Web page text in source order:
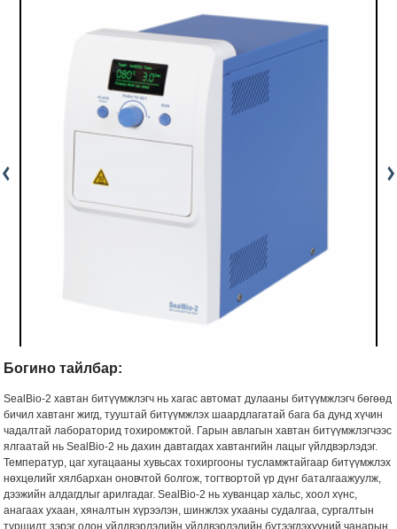
Богино тайлбар:
SealBio-2 хавтан битүүмжлэгч нь хагас автомат дулааны битүүмжлэгч бөгөөд
бичил хавтанг жигд, тууштай битүүмжлэх шаардлагатай бага ба дунд хүчин
чадалтай лабораторид тохиромжтой. Гарын авлагын хавтан битүүмжлэгчээс
ялгаатай нь SealBio-2 нь дахин давтагдах хавтангийн лацыг үйлдвэрлэдэг.
Температур, цаг хугацааны хувьсах тохиргооны тусламжтайгаар битүүмжлэх
нөхцөлийг хялбархан оновчтой болгож, тогтвортой үр дүнг баталгаажуулж,
дээжийн алдагдлыг арилгадаг. SealBio-2 нь хуванцар хальс, хоол хүнс,
анагаах ухаан, хяналтын хүрээлэн, шинжлэх ухааны судалгаа, сургалтын
туршилт зэрэг олон үйлдвэрлэлийн үйлдвэрлэлийн бүтээгдэхүүний чанарын